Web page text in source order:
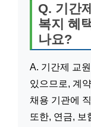
Q. 기간
복지 혜
나요?
A. 기간제 교
있으므로, 계
채용 기관에
또한, 연금, 보